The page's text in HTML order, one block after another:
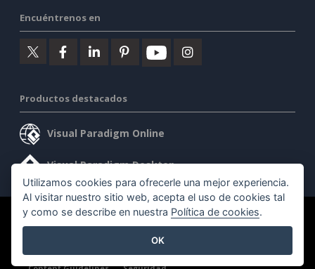
Encuéntrenos en
Productos destacados
Visual Paradigm Online
Visual Paradigm Desktop
©2026 by Visual Paradigm. Todos los derechos reservados.
Utilizamos cookies para ofrecerle una mejor experiencia.
Al visitar nuestro sitio web, acepta el uso de cookies tal
y como se describe en nuestra Política de cookies.
OK